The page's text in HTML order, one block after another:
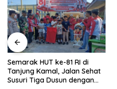
Semarak HUT ke-81 RI di
Tanjung Kamal, Jalan Sehat
Susuri Tiga Dusun dengan